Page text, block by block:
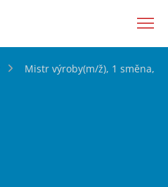
Mistr výroby(m/ž), 1 směna,